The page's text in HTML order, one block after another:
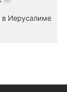
в Иерусалиме